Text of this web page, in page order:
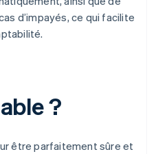
d’impayés, ce qui facilite
?
être parfaitement sûre et